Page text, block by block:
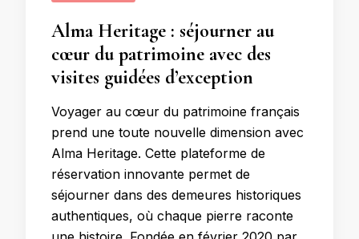
Alma Heritage : séjourner au
cœur du patrimoine avec des
visites guidées d’exception
Voyager au cœur du patrimoine français
prend une toute nouvelle dimension avec
Alma Heritage. Cette plateforme de
réservation innovante permet de
séjourner dans des demeures historiques
authentiques, où chaque pierre raconte